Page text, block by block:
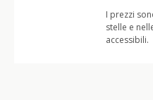
I prezzi
stelle e
accessibili.